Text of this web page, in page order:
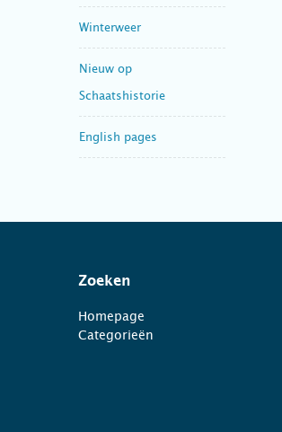
Winterweer
Nieuw op
Schaatshistorie
English pages
Zoeken
Homepage
Categorieën